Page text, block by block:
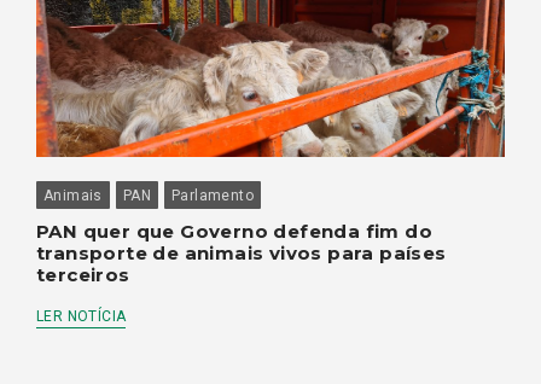
Animais PAN Parlamento
PAN quer que Governo defenda fim do
transporte de animais vivos para países
terceiros
LER NOTÍCIA